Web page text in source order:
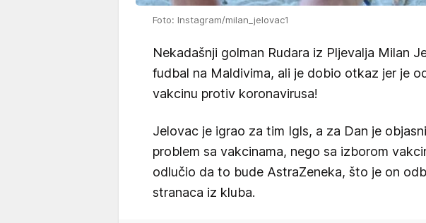
Foto: Instagram/milan_jelovac1
Nekadašnji golman Rudara iz Pljevalja Milan
fudbal na Maldivima, ali je dobio otkaz jer je
vakcinu protiv koronavirusa!
Jelovac je igrao za tim Igls, a za Dan je
problem sa vakcinama, nego sa izborom
odlučio da to bude AstraZeneka, što je on
stranaca iz kluba.